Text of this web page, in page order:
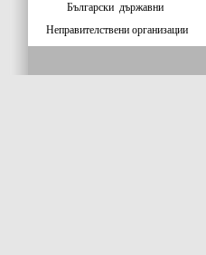
Български държавни
Неправителствени организации